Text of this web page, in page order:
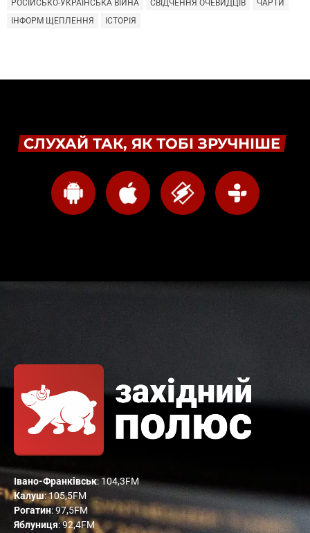
РОСІЙСЬКО-УКРАЇНСЬКА ВІЙНА
СВІДЧЕННЯ ОЧЕВИДЦІВ
ЧАРТИ
ІНФОРМ ЩЕПЛЕННЯ
ІСТОРІЯ
СЛУХАЙ ТАК, ЯК ТОБІ ЗРУЧНІШЕ
Івано-Франківськ: 104,3FM
Калуш: 105,5FM
Рогатин: 97,5FM
Яблуниця: 92,4FM